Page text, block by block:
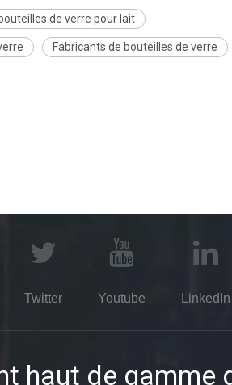
bouteilles de verre pour lait
Fabricants de bouteilles de verre
Twitter Youtube LinkedIn
haut de gamme